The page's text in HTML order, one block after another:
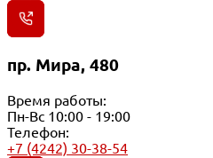
пр. Мира, 480
Время работы:
Пн-Вс 10:00 - 19:00
Телефон:
+7 (4242) 30-38-54